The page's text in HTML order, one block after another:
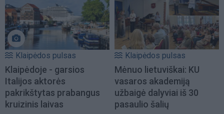
Klaipėdos pulsas
Klaipėdoje - garsios
Italijos aktorės
pakrikštytas prabangus
kruizinis laivas
Klaipėdos pulsas
Mėnuo lietuviškai: KU
vasaros akademiją
užbaigė dalyviai iš 30
pasaulio šalių